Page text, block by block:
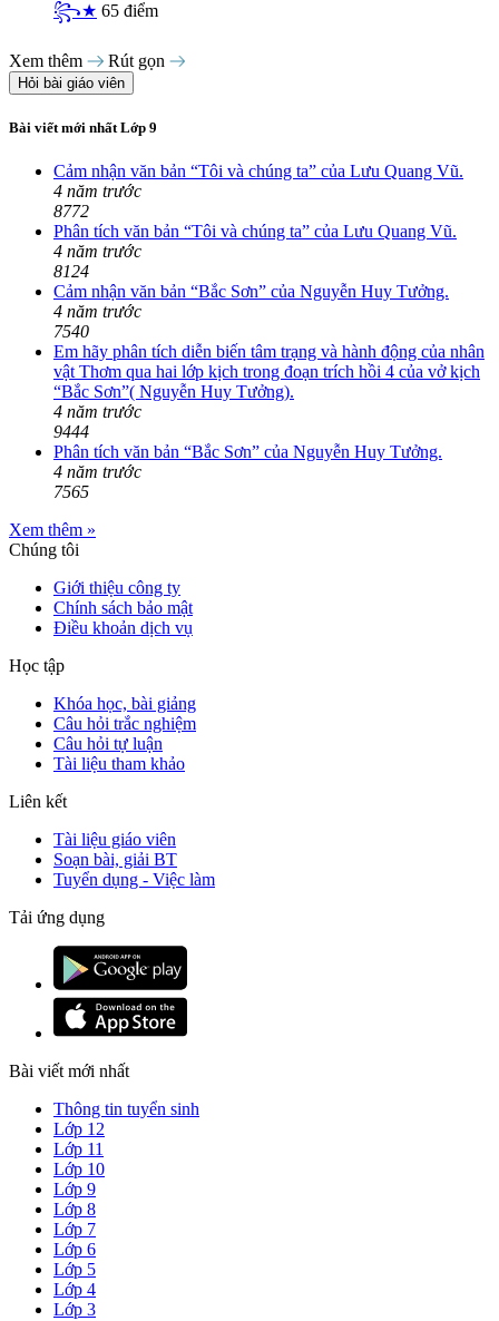
꧂★ 65 điểm
Xem thêm Rút gọn
Hỏi bài giáo viên
Bài viết mới nhất Lớp 9
Cảm nhận văn bản “Tôi và chúng ta” của Lưu Quang Vũ.
4 năm trước
8772
Phân tích văn bản “Tôi và chúng ta” của Lưu Quang Vũ.
4 năm trước
8124
Cảm nhận văn bản “Bắc Sơn” của Nguyễn Huy Tưởng.
4 năm trước
7540
Em hãy phân tích diễn biến tâm trạng và hành động của nhân
vật Thơm qua hai lớp kịch trong đoạn trích hồi 4 của vở kịch
“Bắc Sơn”( Nguyễn Huy Tưởng).
4 năm trước
9444
Phân tích văn bản “Bắc Sơn” của Nguyễn Huy Tưởng.
4 năm trước
7565
Xem thêm »
Chúng tôi
Giới thiệu công ty
Chính sách bảo mật
Điều khoản dịch vụ
Học tập
Khóa học, bài giảng
Câu hỏi trắc nghiệm
Câu hỏi tự luận
Tài liệu tham khảo
Liên kết
Tài liệu giáo viên
Soạn bài, giải BT
Tuyển dụng - Việc làm
Tải ứng dụng
Bài viết mới nhất
Thông tin tuyển sinh
Lớp 12
Lớp 11
Lớp 10
Lớp 9
Lớp 8
Lớp 7
Lớp 6
Lớp 5
Lớp 4
Lớp 3